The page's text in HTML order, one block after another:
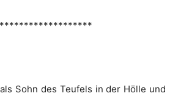
Sohn des Teufels in der Hölle und